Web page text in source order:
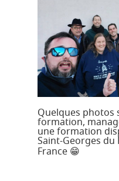
Quelques photos
formation,
une formation
Saint-Georges du
France 😁